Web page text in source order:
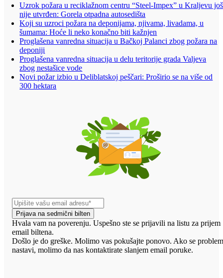
Uzrok požara u reciklažnom centru “Steel-Impex” u Kraljevu još
nije utvrđen: Gorela otpadna autosedišta
Koji su uzroci požara na deponijama, njivama, livadama, u
šumama: Hoće li neko konačno biti kažnjen
Proglašena vanredna situacija u Bačkoj Palanci zbog požara na
deponiji
Proglašena vanredna situacija u delu teritorije grada Valjeva
zbog nestašice vode
Novi požar izbio u Deliblatskoj peščari: Proširio se na više od
300 hektara
Prijava na sedmični bilten
Hvala vam na poverenju. Uspešno ste se prijavili na listu za prijem
email biltena.
Došlo je do greške. Molimo vas pokušajte ponovo. Ako se
nastavi, molimo da nas kontaktirate slanjem email poruke.